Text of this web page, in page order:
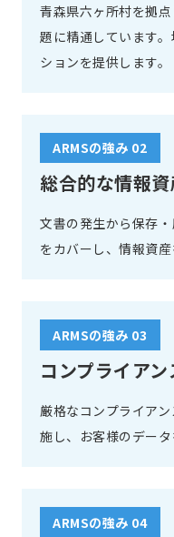
青森県六ヶ所村を拠
題に精通しています
ションを提供します。
ARMSの強み 02
総合的な情報
文書の発生から保存
をカバーし、情報資産
ARMSの強み 03
コンプライア
厳格なコンプライア
施し、お客様のデータ
ARMSの強み 04